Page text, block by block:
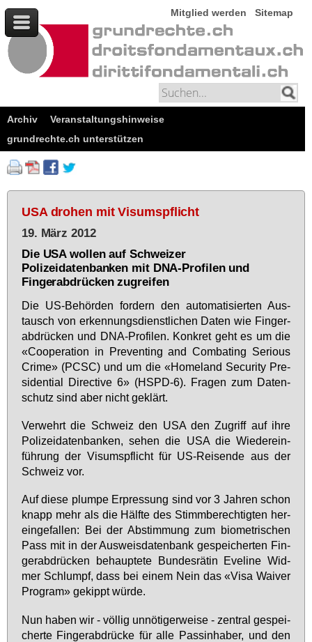
Mitglied werden Sitemap
Archiv
Veranstaltungshinweise
grundrechte.ch unterstützen
USA drohen mit Visumspflicht
19. März 2012
Die USA wollen auf Schweizer
Polizeidatenbanken mit DNA-Profilen und
Fingerabdrücken zugreifen
Die US-Be­hör­den for­dern den au­to­ma­ti­sier­ten Aus­
tausch von er­ken­nungs­dienst­li­chen Da­ten wie Fin­ger­
ab­drü­cken und DNA-Pro­fi­len. Kon­kret geht es um die
«Co­ope­ra­ti­on in Preven­ting and Com­ba­ting Se­rious
Cri­me» (PCSC) und um die «Home­land Se­cu­ri­ty Pre­
si­den­ti­al Di­rec­tive 6» (HSPD-6). Fra­gen zum Da­ten­
schutz sind aber nicht ge­klärt.
Ver­wehrt die Schweiz den USA den Zu­griff auf ih­re
Po­li­zei­da­ten­ban­ken, se­hen die USA die Wie­der­ein­
füh­rung der Vi­sums­pflicht für US-Rei­sen­de aus der
Schweiz vor.
Auf die­se plum­pe Er­pres­sung sind vor 3 Jah­ren schon
knapp mehr als die Hälf­te des Stimm­be­rech­tig­ten her­
ein­ge­fal­len: Bei der Ab­stim­mung zum bio­me­tri­schen
Pass mit in der Aus­weis­da­ten­bank ge­spei­cher­ten Fin­
ger­ab­drü­cken be­haup­te­te Bun­des­rä­tin Eve­li­ne Wid­
mer Schlumpf, dass bei ei­nem Nein das «Vi­sa Wai­ver
Pro­gram» ge­kippt wür­de.
Nun ha­ben wir - völ­lig un­nö­ti­ger­wei­se - zen­tral ge­spei­
cher­te Fin­ger­ab­drü­cke für al­le Passin­ha­ber, und den